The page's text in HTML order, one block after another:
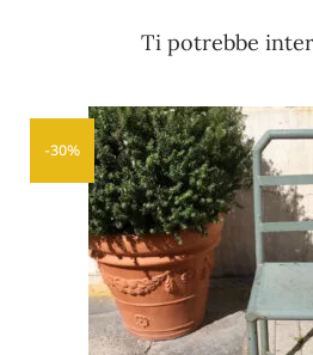
Ti potrebbe
-30%